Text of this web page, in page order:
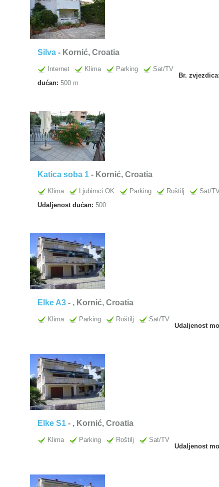
Silva - Kornić, Croatia
Internet Klima Parking
Sat/TV
Br. zvjezdica:
dućan: 500 m
Katica soba 1 - Kornić, Croatia
Klima Ljubimci OK Parking Roštilj
Sat/
Udaljenost dućan: 500
Elke A3 - , Kornić, Croatia
Klima Parking Roštilj
Sat/TV
Udaljenost
Elke S1 - , Kornić, Croatia
Klima Parking Roštilj
Sat/TV
Udaljenost